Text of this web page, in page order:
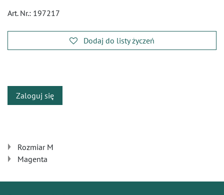
Art. Nr.: 197217
Dodaj do listy życzeń
Zaloguj się
Rozmiar M
Magenta